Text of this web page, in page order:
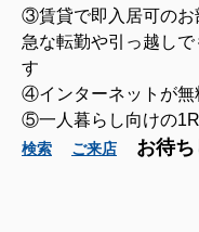
③賃貸で即入居可のお
急な転勤や引っ越し
す
④インターネットが無
⑤一人暮らし向けの
検索 ご来店 お待ち